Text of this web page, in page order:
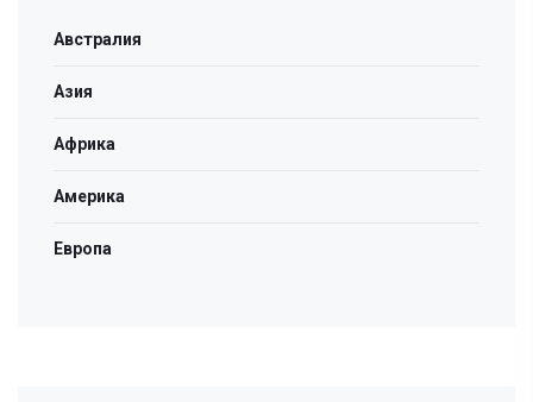
Австралия
Азия
Африка
Америка
Европа